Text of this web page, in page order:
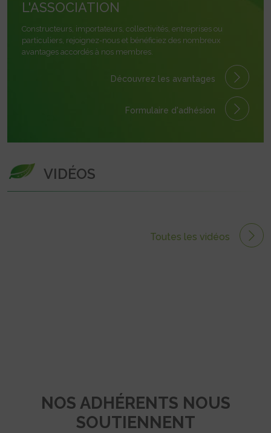
L'ASSOCIATION
Constructeurs, importateurs, collectivités, entreprises ou
particuliers, rejoignez-nous et bénéficiez des nombreux
avantages accordés à nos membres.
Découvrez les avantages
Formulaire d'adhésion
VIDÉOS
Toutes les vidéos
NOS ADHÉRENTS NOUS
SOUTIENNENT